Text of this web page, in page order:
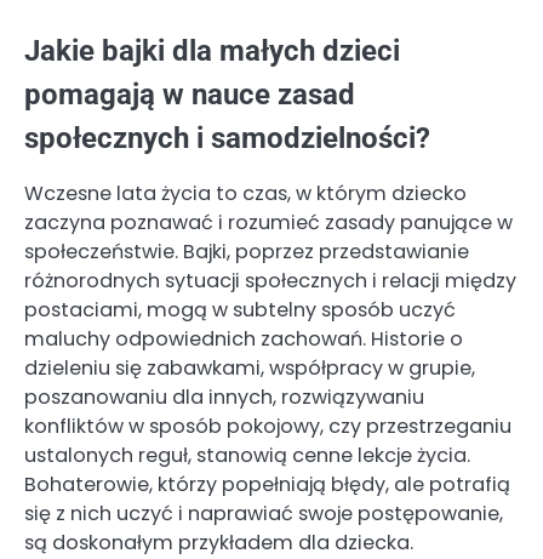
Jakie bajki dla małych dzieci
pomagają w nauce zasad
społecznych i samodzielności?
Wczesne lata życia to czas, w którym dziecko
zaczyna poznawać i rozumieć zasady panujące w
społeczeństwie. Bajki, poprzez przedstawianie
różnorodnych sytuacji społecznych i relacji między
postaciami, mogą w subtelny sposób uczyć
maluchy odpowiednich zachowań. Historie o
dzieleniu się zabawkami, współpracy w grupie,
poszanowaniu dla innych, rozwiązywaniu
konfliktów w sposób pokojowy, czy przestrzeganiu
ustalonych reguł, stanowią cenne lekcje życia.
Bohaterowie, którzy popełniają błędy, ale potrafią
się z nich uczyć i naprawiać swoje postępowanie,
są doskonałym przykładem dla dziecka.